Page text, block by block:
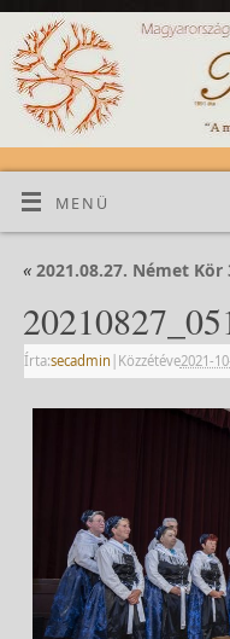
MENÜ
«2021.08.27. Német Kör
Írta:secadmin | Közzétéve2021-